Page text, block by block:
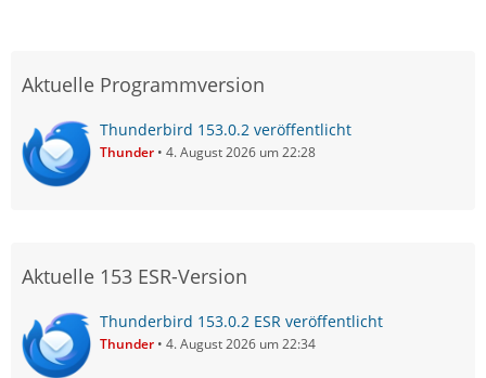
Aktuelle Programmversion
Thunderbird 153.0.2 veröffentlicht
Thunder 4. August 2026 um 22:28
Aktuelle 153 ESR-Version
Thunderbird 153.0.2 ESR veröffentlicht
Thunder 4. August 2026 um 22:34